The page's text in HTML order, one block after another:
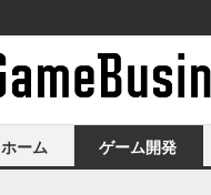
ホーム ゲーム開発